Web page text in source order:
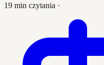
19 min czytania ·